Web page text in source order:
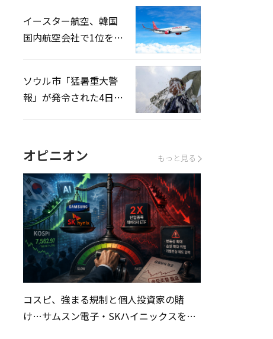
イースター航空、韓国
国内航空会社で1位を記
ソウル市「猛暑重大警
報」が発令された4日、
オピニオン もっと見る
コスピ、強まる規制と個人投資家の賭
け…サムスン電子・SKハイニックスを巡